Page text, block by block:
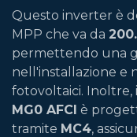
Questo inverter è
MPP che va da
permettendo una
nell'installazione e
fotovoltaici. Inoltre, il
MG0 AFCI è
tramite MC4,